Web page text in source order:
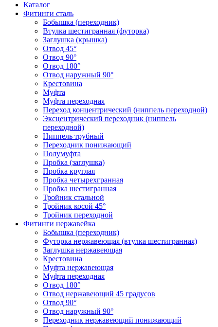
Каталог
Фитинги сталь
Бобышка (переходник)
Втулка шестигранная (футорка)
Заглушка (крышка)
Отвод 45°
Отвод 90°
Отвод 180°
Отвод наружный 90°
Крестовина
Муфта
Муфта переходная
Переход концентрический (ниппель переходной)
Эксцентрический переходник (ниппель
переходной)
Ниппель трубный
Переходник понижающий
Полумуфта
Пробка (заглушка)
Пробка круглая
Пробка четырехгранная
Пробка шестигранная
Тройник стальной
Тройник косой 45°
Тройник переходной
Фитинги нержавейка
Бобышка (переходник)
Футорка нержавеющая (втулка шестигранная)
Заглушка нержавеющая
Крестовина
Муфта нержавеющая
Муфта переходная
Отвод 180°
Отвод нержавеющий 45 градусов
Отвод 90°
Отвод наружный 90°
Переходник нержавеющий понижающий